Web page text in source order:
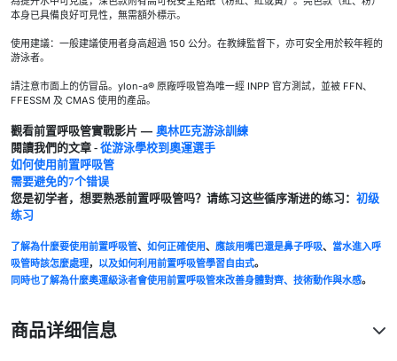
本身已具備良好可見性，無需額外標示。
使用建議：一般建議使用者身高超過 150 公分。在教練監督下，亦可安全用於較年輕的
游泳者。
請注意市面上的仿冒品。ylon-a® 原廠呼吸管為唯一經 INPP 官方測試，並被 FFN、
FFESSM 及 CMAS 使用的產品。
觀看前置呼吸管實戰影片 — 奧林匹克游泳訓練
閱讀我們的文章 - 從游泳學校到奧運選手
如何使用前置呼吸管
需要避免的7个错误
您是初学者，想要熟悉前置呼吸管吗？请练习这些循序渐进的练习： 初级
练习
了解為什麼要使用前置呼吸管、 如何正確使用、 應該用嘴巴還是鼻子呼吸、 當水進入呼
吸管時該怎麼處理， 以及如何利用前置呼吸管學習自由式。
同時也了解為什麼奧運級泳者會使用前置呼吸管來改善身體對齊、技術動作與水感。
商品详细信息